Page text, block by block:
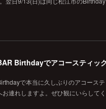
Birthdayでアコースティッ
で本当に久しぶりのアコース
連れしますよ。ぜひ観にいらし